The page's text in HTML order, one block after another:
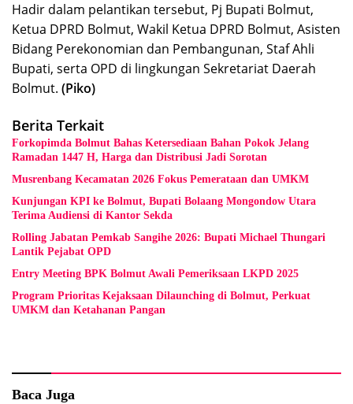
Hadir dalam pelantikan tersebut, Pj Bupati Bolmut,
Ketua DPRD Bolmut, Wakil Ketua DPRD Bolmut, Asisten
Bidang Perekonomian dan Pembangunan, Staf Ahli
Bupati, serta OPD di lingkungan Sekretariat Daerah
Bolmut. (Piko)
Berita Terkait
Forkopimda Bolmut Bahas Ketersediaan Bahan Pokok Jelang
Ramadan 1447 H, Harga dan Distribusi Jadi Sorotan
Musrenbang Kecamatan 2026 Fokus Pemerataan dan UMKM
Kunjungan KPI ke Bolmut, Bupati Bolaang Mongondow Utara
Terima Audiensi di Kantor Sekda
Rolling Jabatan Pemkab Sangihe 2026: Bupati Michael Thungari
Lantik Pejabat OPD
Entry Meeting BPK Bolmut Awali Pemeriksaan LKPD 2025
Program Prioritas Kejaksaan Dilaunching di Bolmut, Perkuat
UMKM dan Ketahanan Pangan
Baca Juga